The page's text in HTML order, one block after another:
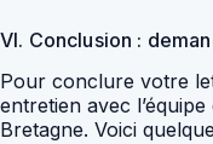
VI. Conclusion :
Pour conclure votre
entretien avec
Bretagne. Voici